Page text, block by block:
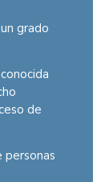
grado
de
personas